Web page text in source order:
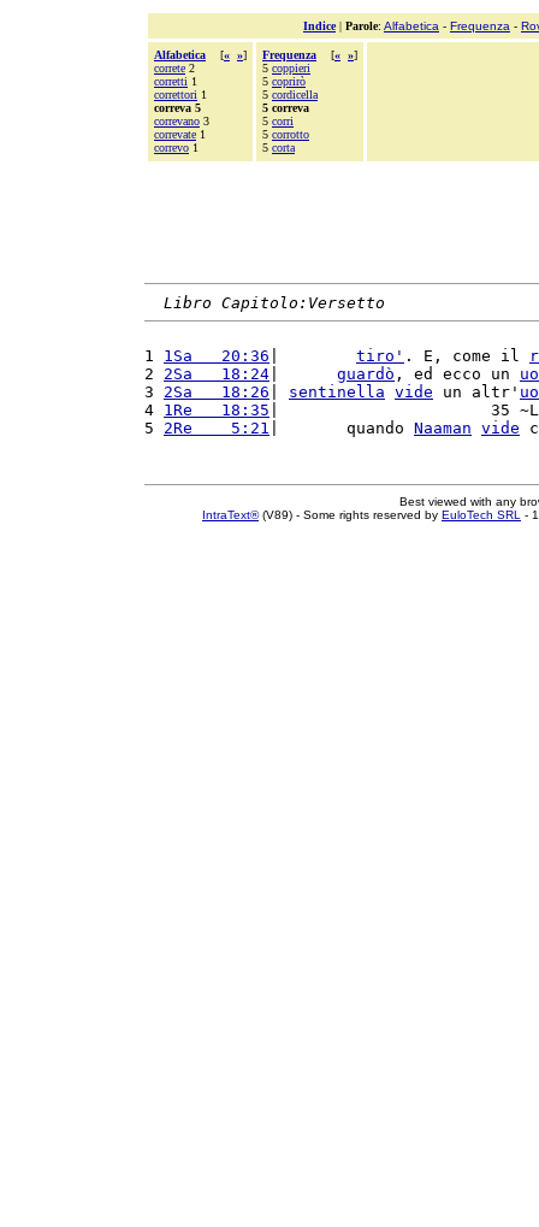
Indice| Parole: Alfabetica - Frequenza -
Alfabetica [« »]
correte 2
corretti 1
correttori 1
correva 5
correvano 3
correvate 1
correvo 1
Frequenza [« »]
5 coppieri
5 coprirò
5 cordicella
5 correva
5 corri
5 corrotto
5 corta
Libro Capitolo:Versetto
1 1Sa   20:36 tiro' . E, come il
2 2Sa   18:24 guardò , ed ecco un
3 2Sa   18:26 sentinella vide un altr'
4 1Re   18:35 |                      35
5 2Re    5:21 |       quando Naaman vide
Best viewed with any
IntraText®(V89) - Some rights reserved by EuloTech SRL -